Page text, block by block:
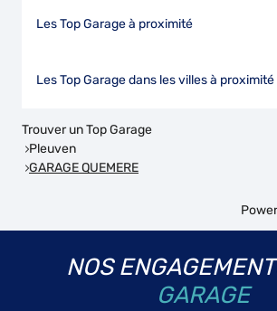
Les Top Garage à proximité
Les Top Garage dans les villes à proximité
Trouver un Top Garage
Pleuven
GARAGE QUEMERE
NOS
GARAGE